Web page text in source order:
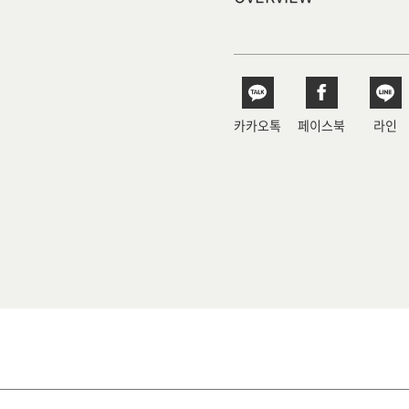
카카오톡 페이스북 라인